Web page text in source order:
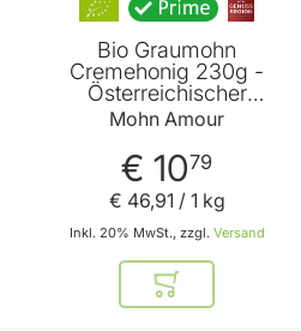
Bio Graumohn
Cremehonig 230g -
Österreichischer
Cremehonig mit
Waldviertler Graumohn
von Mohn Amour
Mohn Amour
€ 1079
Inkl. 20% MwSt., zzgl. Versand
€ 46,91 / 1 kg
In den